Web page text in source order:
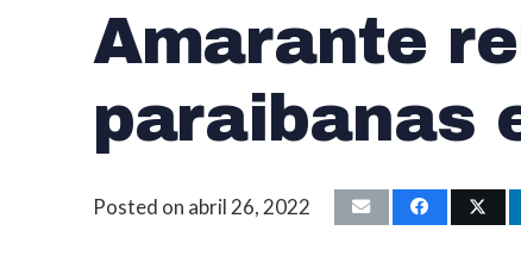
Amarante
paraibanas
Posted on abril 26, 2022